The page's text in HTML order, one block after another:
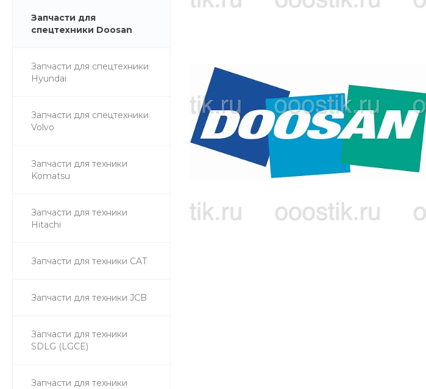
Запчасти для
спецтехники Doosan
Запчасти для спецтехники
Hyundai
Запчасти для спецтехники
Volvo
Запчасти для техники
Komatsu
Запчасти для техники
Hitachi
Запчасти для техники CAT
Запчасти для техники JCB
Запчасти для техники
SDLG (LGCE)
Запчасти для техники